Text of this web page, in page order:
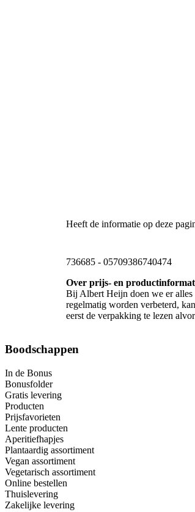
Heeft de informatie op deze
736685 - 05709386740474
Over prijs- en
Bij Albert Heijn doen we er alles
regelmatig worden verbeterd,
eerst de verpakking te lezen
Boodschappen
In de Bonus
Bonusfolder
Gratis levering
Producten
Prijsfavorieten
Lente producten
Aperitiefhapjes
Plantaardig assortiment
Vegan assortiment
Vegetarisch assortiment
Online bestellen
Thuislevering
Zakelijke levering